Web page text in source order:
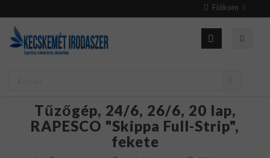
Fiókom
Tűzőgép, 24/6, 26/6, 20 lap,
RAPESCO "Skippa Full-Strip",
fekete